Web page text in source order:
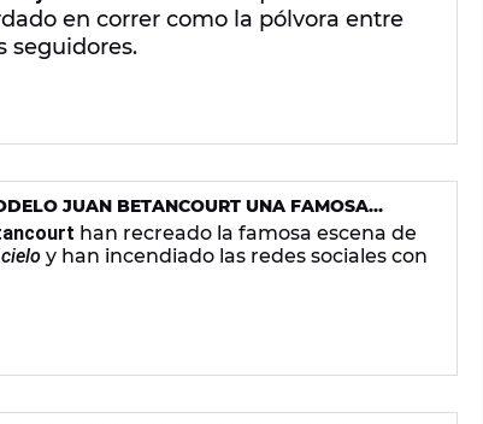
en correr como la pólvora entre
seguidores.
JUAN BETANCOURT UNA FAMOSA
CIELO' Y SALTAN LOS RUMORES
han recreado la famosa escena de
y han incendiado las redes sociales con